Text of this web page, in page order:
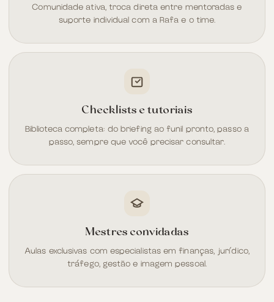
Comunidade ativa, troca direta entre mentoradas e
suporte individual com a Rafa e o time.
Checklists e tutoriais
Biblioteca completa: do briefing ao funil pronto, passo a
passo, sempre que você precisar consultar.
Mestres convidadas
Aulas exclusivas com especialistas em finanças, jurídico,
tráfego, gestão e imagem pessoal.